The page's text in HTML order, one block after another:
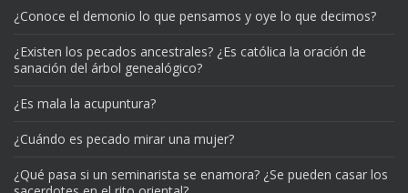
¿Conoce el demonio lo que pensamos y oye lo que decimos?
¿Existen los pecados ancestrales? ¿Es católica la oración de
sanación del árbol genealógico?
¿Es mala la acupuntura?
¿Cuándo es pecado mirar una mujer?
¿Qué pasa si un seminarista se enamora? ¿Se pueden casar los